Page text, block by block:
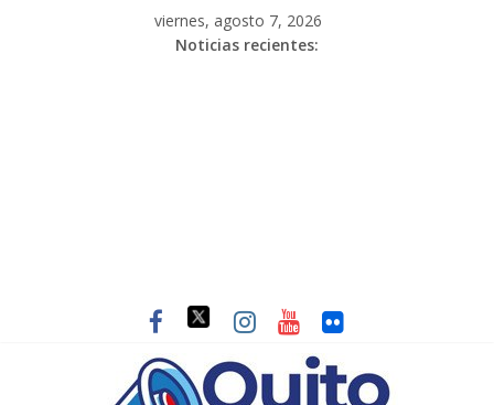
viernes, agosto 7, 2026
Noticias recientes: